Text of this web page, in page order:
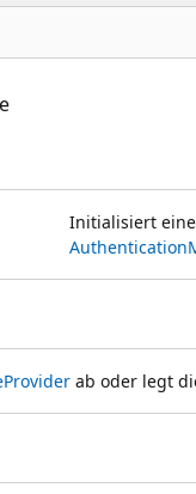
Initialisiert
ab oder legt